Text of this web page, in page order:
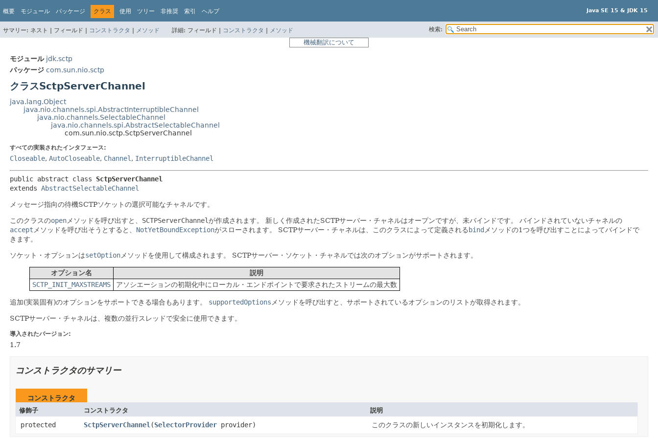
概要 モジュール パッケージ クラス 使用 ツリー 非推奨 索引 ヘルプ Java SE 15 & JDK 15
サマリー: ネスト | フィールド | コンストラクタ | メソッド 詳細: フィールド | コンストラクタ | メソッド 検索:
機械翻訳について
モジュール jdk.sctp
パッケージ com.sun.nio.sctp
クラスSctpServerChannel
java.lang.Object
java.nio.channels.spi.AbstractInterruptibleChannel
java.nio.channels.SelectableChannel
java.nio.channels.spi.AbstractSelectableChannel
com.sun.nio.sctp.SctpServerChannel
すべての実装されたインタフェース:
Closeable, AutoCloseable, Channel , InterruptibleChannel
public abstract class SctpServerChannel
extends AbstractSelectableChannel
メッセージ指向の待機SCTPソケットの選択可能なチャネルです。
このクラスのopen メソッドを呼び出すと、 SCTPServerChannelが作成されます。 新しく作成されたSCTPサーバー・チャネルはオープンですが、未バインドです。
バインドされていないチャネルの
accept メソッドを呼び出そうとすると、 NotYetBoundExceptionがスローされます。 SCTPサーバー・チャネルは、このクラスによって定義されるbind メソッドの1つを呼び出すことによってバインドで
きます。
ソケット・オプションはsetOption メソッドを使用して構成されます。 SCTPサーバー・ソケット・チャネルでは次のオプションがサポートされます。
オプション名
説明
SCTP_INIT_MAXSTREAMS
アソシエーションの初期化中にローカル・エンドポイントで要求されたストリームの最大数
追加(実装固有)のオプションをサポートできる場合もあります。 supportedOptions メソッドを呼び出すと、サポートされているオプションのリストが取得されます。
SCTPサーバー・チャネルは、複数の並行スレッドで安全に使用できます。
導入されたバージョン:
1.7
コンストラクタのサマリー
コンストラクタ
修飾子 コンストラクタ 説明
protected SctpServerChannel ​(SelectorProvider provider) このクラスの新しいインスタンスを初期化します。